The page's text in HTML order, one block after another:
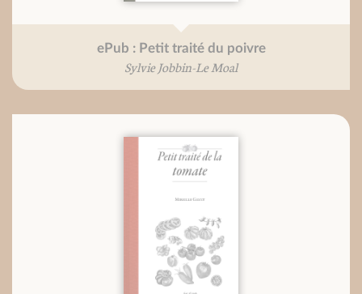
ePub : Petit traité du poivre
Sylvie Jobbin-Le Moal